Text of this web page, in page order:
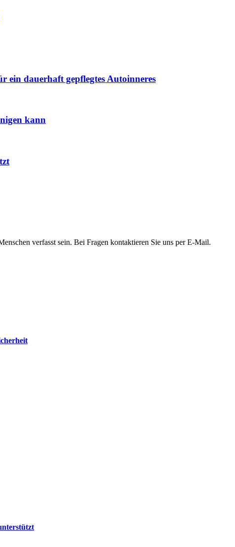
ein dauerhaft gepflegtes Autoinneres
kann
verfasst sein. Bei Fragen kontaktieren Sie uns per E-Mail.